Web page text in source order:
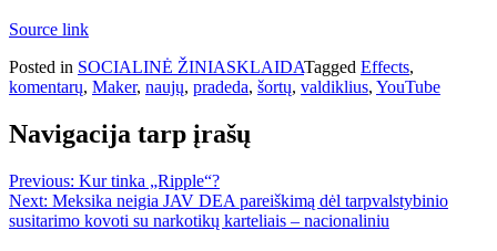
Source link
Posted in SOCIALINĖ ŽINIASKLAIDATagged Effects,
komentarų, Maker, naujų, pradeda, šortų, valdiklius, YouTube
Navigacija tarp įrašų
Previous: Kur tinka „Ripple“?
Next: Meksika neigia JAV DEA pareiškimą dėl tarpvalstybinio
susitarimo kovoti su narkotikų karteliais – nacionaliniu